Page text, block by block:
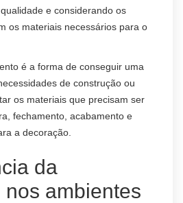
e considerando os
os materiais necessários para o
é a forma de conseguir uma
de construção ou
os materiais que precisam ser
fechamento, acabamento e
a decoração.
da
ambientes